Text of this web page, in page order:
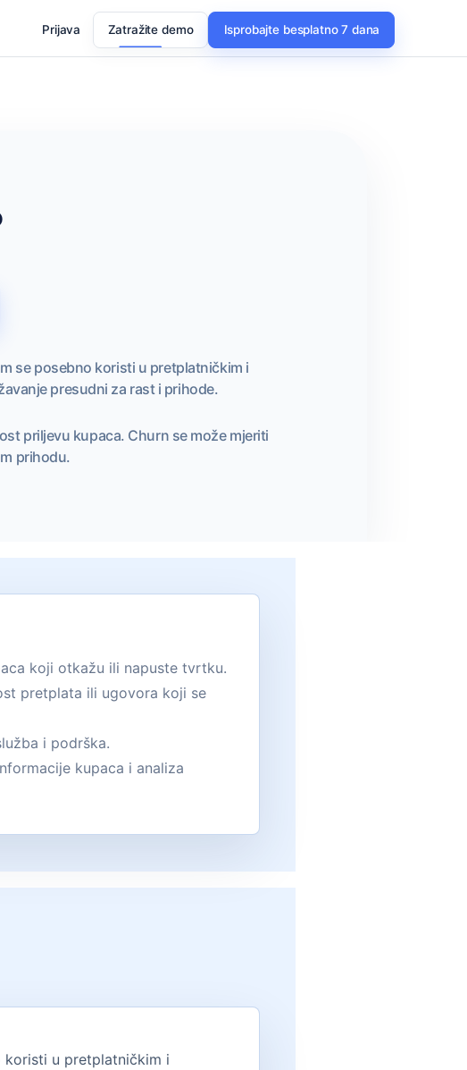
Prijava Zatražite demo Isprobajte besplatno 7 dana
se posebno koristi u pretplatničkim i
presudni za rast i prihode.
priljevu kupaca. Churn se može mjeriti
prihodu.
koji otkažu ili napuste tvrtku.
pretplata ili ugovora koji se
i podrška.
kupaca i analiza
koristi u pretplatničkim i